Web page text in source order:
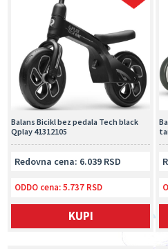
Balans Bicikl bez pedala Tech black
Qplay 41312105
Redovna cena: 6.039 RSD
ODDO cena:5.737 RSD
KUPI